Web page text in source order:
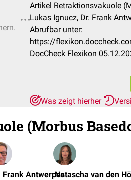
Artikel Retraktionsvakuole
Lukas Ignucz, Dr. Frank
Abrufbar unter:
https://
DocCheck Flexikon
Was zeigt hierher
(Morbus
Frank AntwerpesNatascha van den